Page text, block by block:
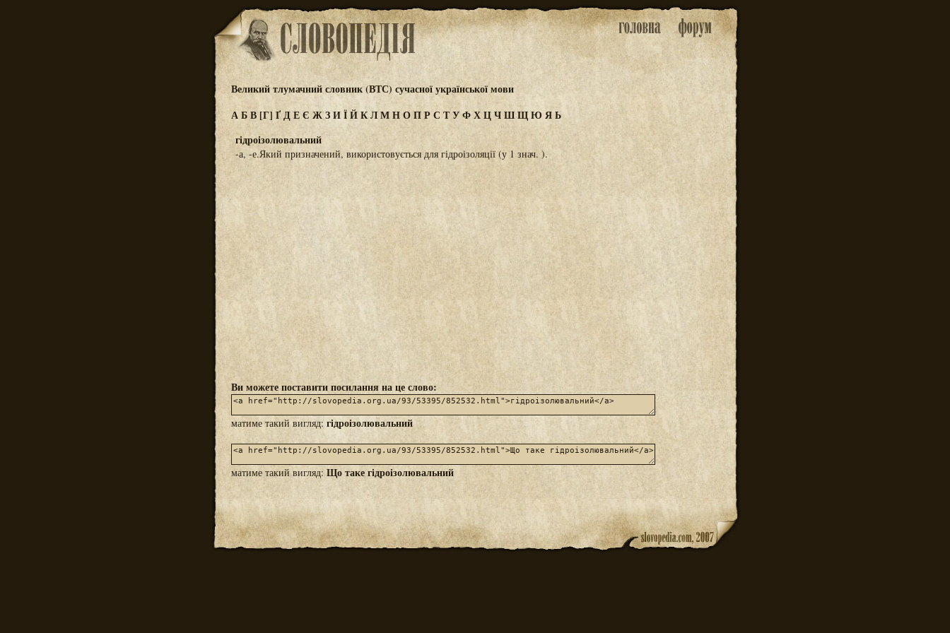
Великий тлумачний словник (ВТС) сучасної української мови
АБВ[Г] ҐДЕЄ ЖЗИЇЙКЛМНОПРС ТУФХЦЧШЩЮ ЯЬ
гідроізолювальний
-а, -е.Який призначений, використовується для гідроізоляції (у 1 знач. ).
Ви можете поставити посилання на це слово:
матиме такий вигляд: гідроізолювальний
матиме такий вигляд:Що таке гідроізолювальний